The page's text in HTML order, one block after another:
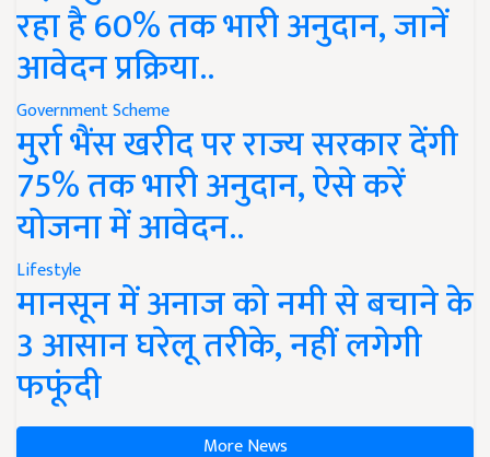
रहा है 60% तक भारी अनुदान, जानें
आवेदन प्रक्रिया..
Government Scheme
मुर्रा भैंस खरीद पर राज्य सरकार देंगी
75% तक भारी अनुदान, ऐसे करें
योजना में आवेदन..
Lifestyle
मानसून में अनाज को नमी से बचाने के
3 आसान घरेलू तरीके, नहीं लगेगी
फफूंदी
More News